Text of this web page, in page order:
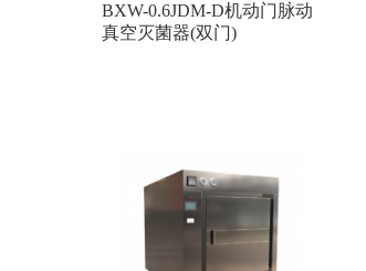
BXW-0.6JDM-D机动门脉动
真空灭菌器(双门)